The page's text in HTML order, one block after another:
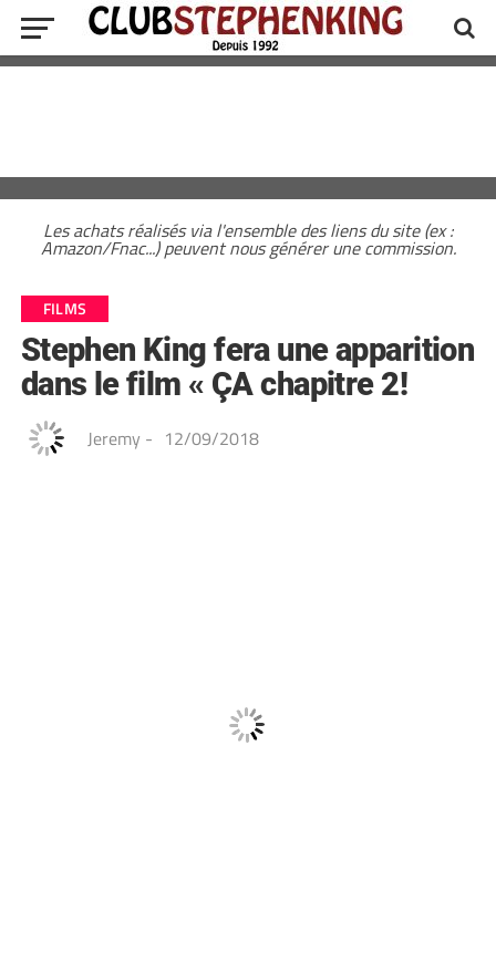
Les achats réalisés via l'ensemble des liens du site (ex :
Amazon/Fnac...) peuvent nous générer une commission.
FILMS
Stephen King fera une apparition
dans le film « ÇA chapitre 2!
Jeremy - 12/09/2018